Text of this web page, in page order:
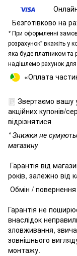
Безготівково на
*При оформленні
розрахунок" вкажіть у
яка буде платником та
надішлемо рахунок
«Оплата
Звертаємо вашу
акційних купонів/
відрізнятися
* Знижки не
магазину
Гарантія від
років, залежно від
Обмін /
Гарантія не
внаслідок
зловживання,
зовнішнього
монтажу.